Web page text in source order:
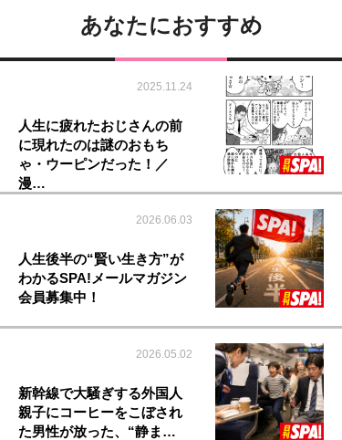
あなたにおすすめ
2025.11.24
人生に疲れたおじさんの前
に現れたのは謎のおもち
ゃ・ウーピンだった！／
漫…
2026.06.03
人生後半の“賢い生き方”が
わかるSPA!メールマガジン
会員募集中！
2026.05.02
新幹線で大騒ぎする外国人
親子にコーヒーをこぼされ
た男性が放った、“静ま…